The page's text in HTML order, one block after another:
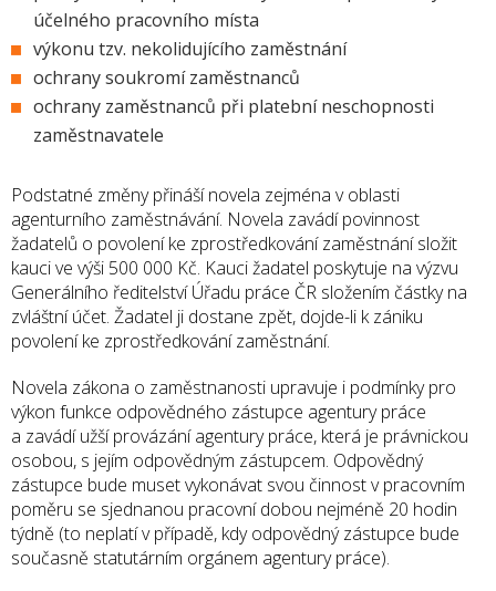
účelného pracovního místa
výkonu tzv. nekolidujícího zaměstnání
ochrany soukromí zaměstnanců
ochrany zaměstnanců při platební neschopnosti
zaměstnavatele
Podstatné změny přináší novela zejména v oblasti
agenturního zaměstnávání. Novela zavádí povinnost
žadatelů o povolení ke zprostředkování zaměstnání složit
kauci ve výši 500 000 Kč. Kauci žadatel poskytuje na výzvu
Generálního ředitelství Úřadu práce ČR složením částky na
zvláštní účet. Žadatel ji dostane zpět, dojde-li k zániku
povolení ke zprostředkování zaměstnání.
Novela zákona o zaměstnanosti upravuje i podmínky pro
výkon funkce odpovědného zástupce agentury práce
a zavádí užší provázání agentury práce, která je právnickou
osobou, s jejím odpovědným zástupcem. Odpovědný
zástupce bude muset vykonávat svou činnost v pracovním
poměru se sjednanou pracovní dobou nejméně 20 hodin
týdně (to neplatí v případě, kdy odpovědný zástupce bude
současně statutárním orgánem agentury práce).